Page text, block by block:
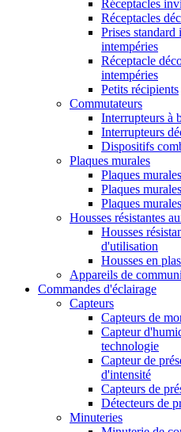
Réceptacles
Réceptacles
Prises standard
intempéries
Réceptacle
intempéries
Petits récipients
Commutateurs
Interrupteurs à
Interrupteurs
Dispositifs
Plaques murales
Plaques
Plaques
Plaques
Housses résistantes
Housses
d'utilisation
Housses en
Appareils de
Commandes d'éclairage
Capteurs
Capteurs de
Capteur
technologie
Capteur de
d'intensité
Capteurs de
Détecteurs de
Minuteries